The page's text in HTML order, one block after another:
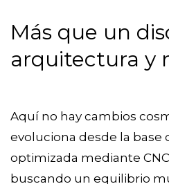
Más que un
arquitectura y
Aquí no hay cambios
evoluciona desde la base
optimizada mediante
buscando un equilibrio